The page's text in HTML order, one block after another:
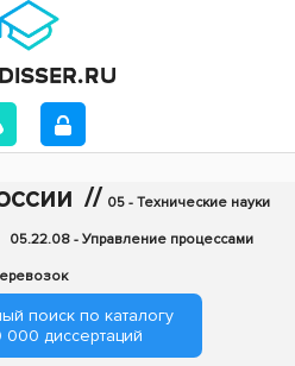
// 05 - Технические науки
05.22.08 - Управление процессами
поиск по каталогу
диссертаций